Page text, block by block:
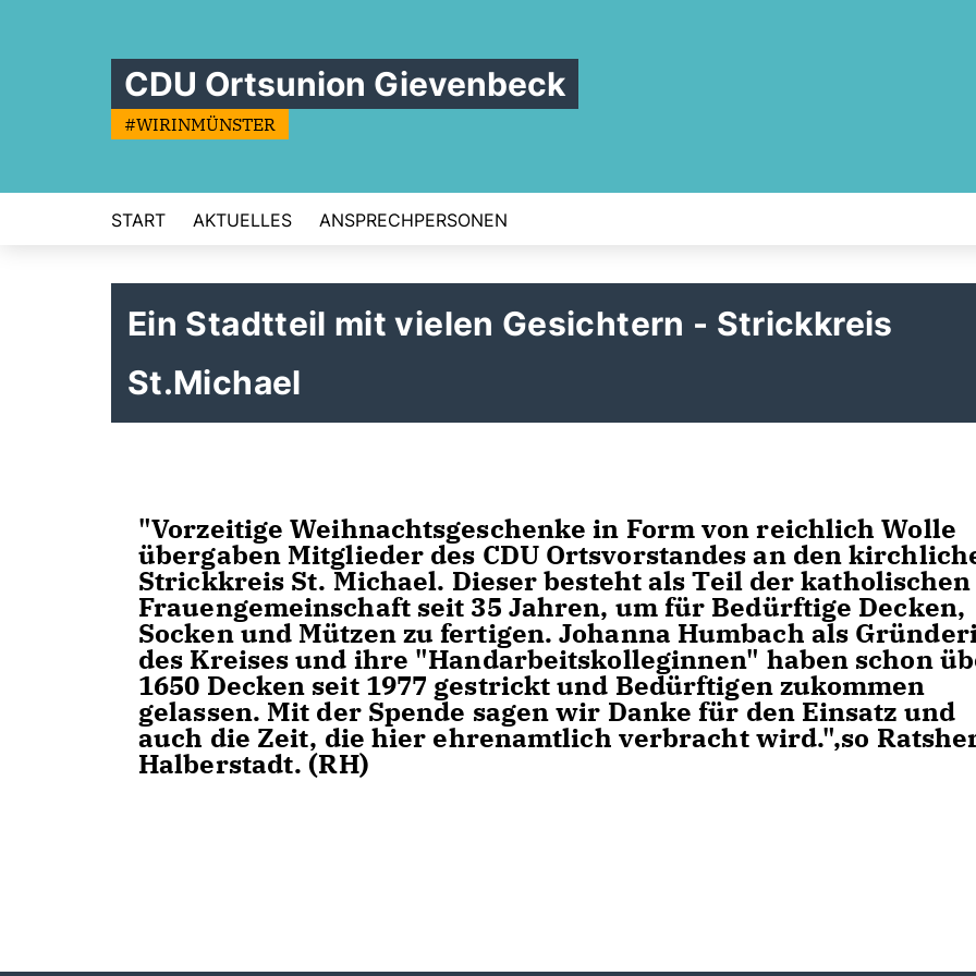
CDU Ortsunion Gievenbeck
#WIRINMÜNSTER
START AKTUELLES ANSPRECHPERSONEN
Ein Stadtteil mit vielen Gesichtern - Strickkreis
St.Michael
"Vorzeitige Weihnachtsgeschenke in Form von reichlich Wolle
übergaben Mitglieder des CDU Ortsvorstandes an den
Strickkreis St. Michael. Dieser besteht als Teil der katholischen
Frauengemeinschaft seit 35 Jahren, um für Bedürftige Decken,
Socken und Mützen zu fertigen. Johanna Humbach als
des Kreises und ihre "Handarbeitskolleginnen" haben schon
1650 Decken seit 1977 gestrickt und Bedürftigen zukommen
gelassen. Mit der Spende sagen wir Danke für den Einsatz und
auch die Zeit, die hier ehrenamtlich verbracht wird.",so
Halberstadt. (RH)